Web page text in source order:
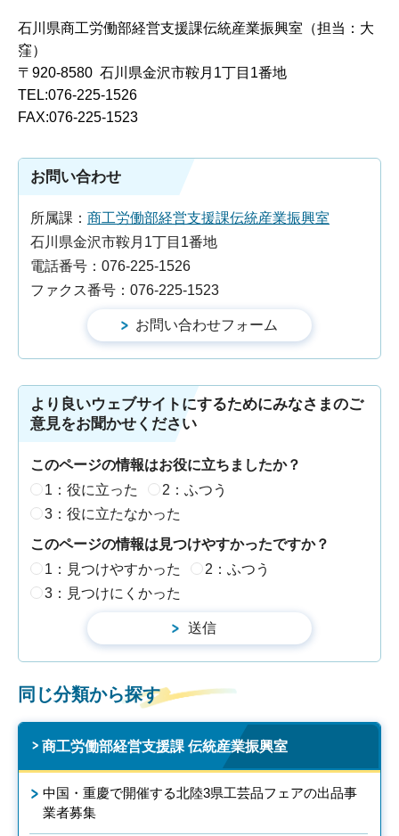
石川県商工労働部経営支援課伝統産業振興室（担当：大
窪）
〒920-8580 石川県金沢市鞍月1丁目1番地
TEL:076-225-1526
FAX:076-225-1523
お問い合わせ
所属課： 商工労働部経営支援課伝統産業振興室
石川県金沢市鞍月1丁目1番地
電話番号：076-225-1526
ファクス番号：076-225-1523
より良いウェブサイトにするためにみなさまのご
意見をお聞かせください
このページの情報はお役に立ちましたか？
1：役に立った
2：ふつう
3：役に立たなかった
このページの情報は見つけやすかったですか？
1：見つけやすかった
2：ふつう
3：見つけにくかった
同じ分類から探す
商工労働部経営支援課 伝統産業振興室
中国・重慶で開催する北陸3県工芸品フェアの出品事
業者募集